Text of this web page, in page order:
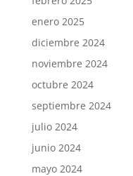
enero 2025
diciembre 2024
noviembre 2024
octubre 2024
septiembre 2024
julio 2024
junio 2024
mayo 2024